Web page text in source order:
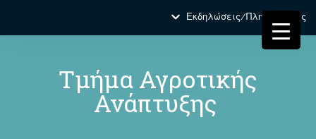
Εκδηλώσεις/Πληροφορίες
Τμήμα Αγροτικής
Ανάπτυξης